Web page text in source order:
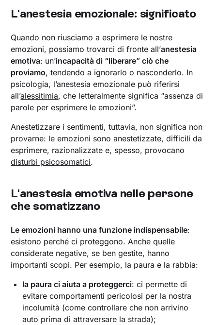
L'anestesia emozionale: significato
Quando non riusciamo a esprimere le nostre
emozioni, possiamo trovarci di fronte all’anestesia
emotiva: un’incapacità di “liberare” ciò che
proviamo, tendendo a ignorarlo o nasconderlo. In
psicologia, l’anestesia emozionale può riferirsi
all’alessitimia, che letteralmente significa “assenza di
parole per esprimere le emozioni”.
Anestetizzare i sentimenti, tuttavia, non significa non
provarne: le emozioni sono anestetizzate, difficili da
esprimere, razionalizzate e, spesso, provocano
disturbi psicosomatici.
L'anestesia emotiva nelle persone
che somatizzano
Le emozioni hanno una funzione indispensabile:
esistono perché ci proteggono. Anche quelle
considerate negative, se ben gestite, hanno
importanti scopi. Per esempio, la paura e la rabbia:
la paura ci aiuta a proteggerci: ci permette di
evitare comportamenti pericolosi per la nostra
incolumità (come controllare che non arrivino
auto prima di attraversare la strada);